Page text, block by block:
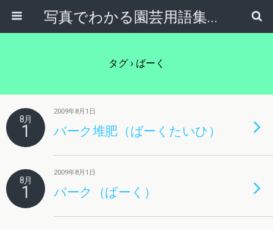
写真でわかる園芸用語集｜見て納得！かんたんガーデニング用語辞典
タグ › ばーく
8月
1
2009年8月1日
バーク堆肥（ばーくたいひ）
8月
1
2009年8月1日
バーク（ばーく）